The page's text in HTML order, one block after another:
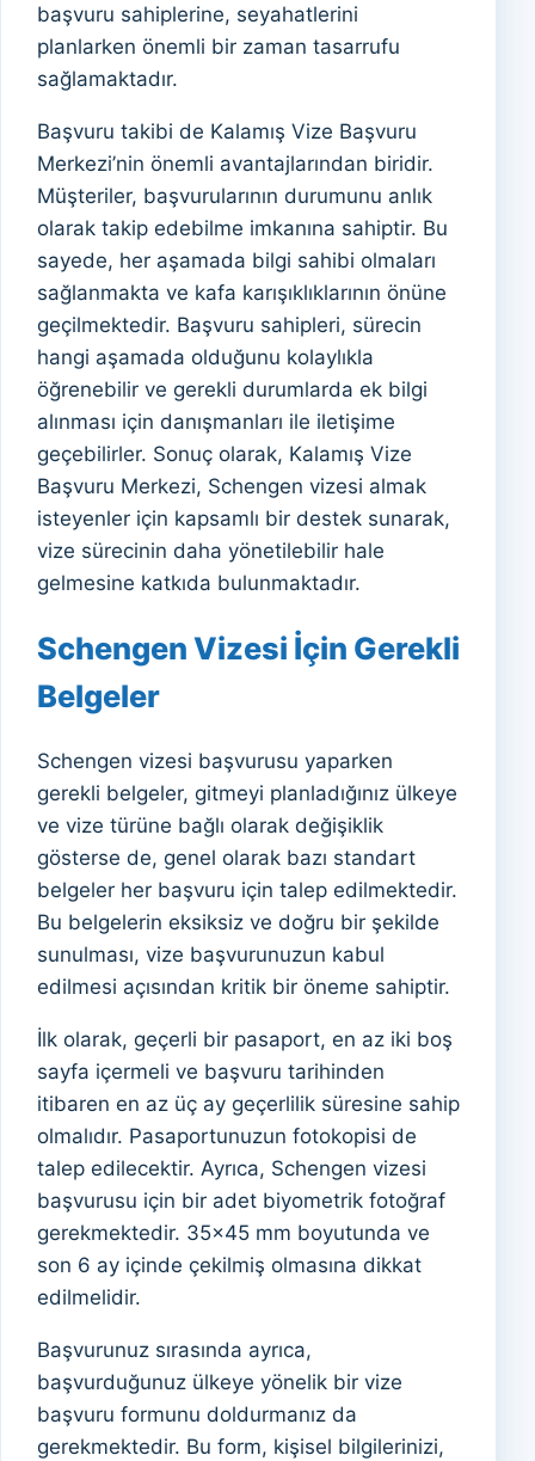
başvuru sahiplerine, seyahatlerini
planlarken önemli bir zaman tasarrufu
sağlamaktadır.
Başvuru takibi de Kalamış Vize Başvuru
Merkezi’nin önemli avantajlarından biridir.
Müşteriler, başvurularının durumunu anlık
olarak takip edebilme imkanına sahiptir. Bu
sayede, her aşamada bilgi sahibi olmaları
sağlanmakta ve kafa karışıklıklarının önüne
geçilmektedir. Başvuru sahipleri, sürecin
hangi aşamada olduğunu kolaylıkla
öğrenebilir ve gerekli durumlarda ek bilgi
alınması için danışmanları ile iletişime
geçebilirler. Sonuç olarak, Kalamış Vize
Başvuru Merkezi, Schengen vizesi almak
isteyenler için kapsamlı bir destek sunarak,
vize sürecinin daha yönetilebilir hale
gelmesine katkıda bulunmaktadır.
Schengen Vizesi İçin Gerekli
Belgeler
Schengen vizesi başvurusu yaparken
gerekli belgeler, gitmeyi planladığınız ülkeye
ve vize türüne bağlı olarak değişiklik
gösterse de, genel olarak bazı standart
belgeler her başvuru için talep edilmektedir.
Bu belgelerin eksiksiz ve doğru bir şekilde
sunulması, vize başvurunuzun kabul
edilmesi açısından kritik bir öneme sahiptir.
İlk olarak, geçerli bir pasaport, en az iki boş
sayfa içermeli ve başvuru tarihinden
itibaren en az üç ay geçerlilik süresine sahip
olmalıdır. Pasaportunuzun fotokopisi de
talep edilecektir. Ayrıca, Schengen vizesi
başvurusu için bir adet biyometrik fotoğraf
gerekmektedir. 35×45 mm boyutunda ve
son 6 ay içinde çekilmiş olmasına dikkat
edilmelidir.
Başvurunuz sırasında ayrıca,
başvurduğunuz ülkeye yönelik bir vize
başvuru formunu doldurmanız da
gerekmektedir. Bu form, kişisel bilgilerinizi,